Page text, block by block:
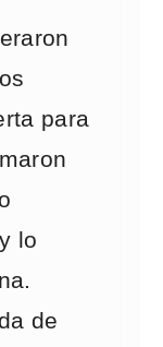
para
lo
de